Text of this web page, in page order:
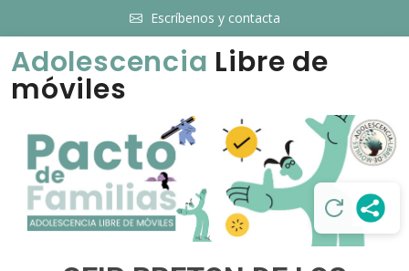
Escríbenos y contacta
Adolescencia Libre de
móviles